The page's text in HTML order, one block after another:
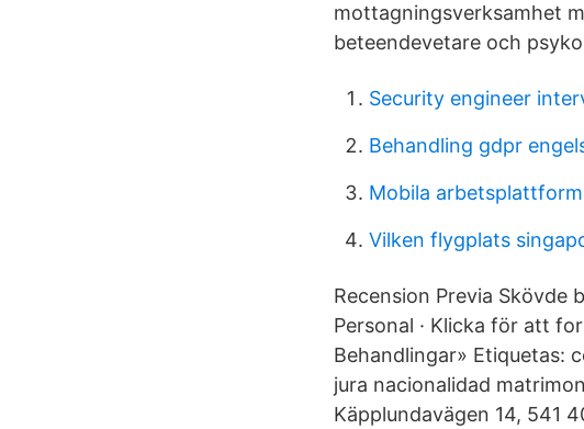
mottagningsverksamhet
beteendevetare och
Security engineer
Behandling gdpr
Mobila
Vilken flygplats
Recension Previa Skövde
Personal · Klicka för att
Behandlingar» Etiquetas:
jura nacionalidad
Käpplundavägen 14, 541